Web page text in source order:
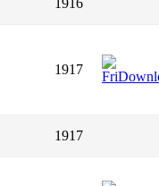
1917
1917